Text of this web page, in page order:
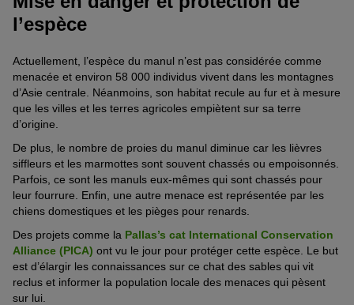
l’espèce
Actuellement, l’espèce du manul n’est pas considérée comme
menacée et environ 58 000 individus vivent dans les montagnes
d’Asie centrale. Néanmoins, son habitat recule au fur et à mesure
que les villes et les terres agricoles empiètent sur sa terre
d’origine.
De plus, le nombre de proies du manul diminue car les lièvres
siffleurs et les marmottes sont souvent chassés ou empoisonnés.
Parfois, ce sont les manuls eux-mêmes qui sont chassés pour
leur fourrure. Enfin, une autre menace est représentée par les
chiens domestiques et les pièges pour renards.
Des projets comme la Pallas’s cat International Conservation
Alliance (PICA) ont vu le jour pour protéger cette espèce. Le but
est d’élargir les connaissances sur ce chat des sables qui vit
reclus et informer la population locale des menaces qui pèsent
sur lui.